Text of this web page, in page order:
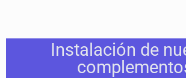
Instalación de